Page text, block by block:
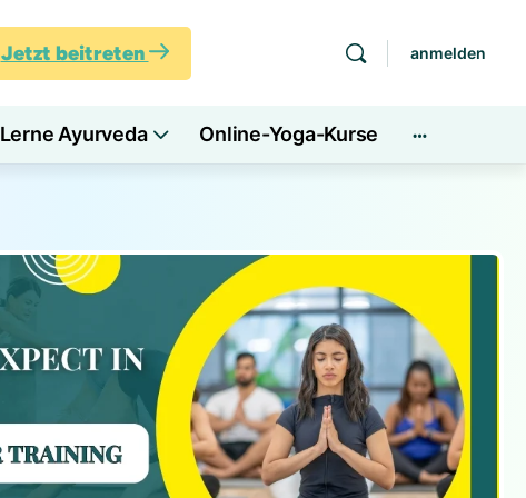
Jetzt beitreten anmelden
Lerne Ayurveda Online-Yoga-Kurse